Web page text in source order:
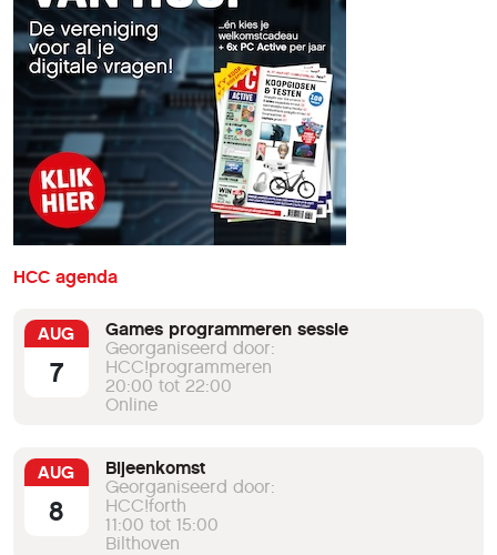
HCC agenda
AUG
7
Games programmeren sessie
Georganiseerd door:
HCC!programmeren
20:00 tot 22:00
Online
AUG
8
Bijeenkomst
Georganiseerd door:
HCC!forth
11:00 tot 15:00
Bilthoven